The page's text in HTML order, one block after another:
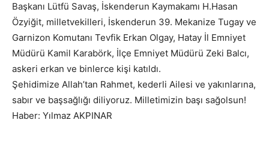
Başkanı Lütfü Savaş, İskenderun Kaymakamı H.Hasan
Özyiğit, milletvekilleri, İskenderun 39. Mekanize Tugay ve
Garnizon Komutanı Tevfik Erkan Olgay, Hatay İl Emniyet
Müdürü Kamil Karabörk, İlçe Emniyet Müdürü Zeki Balcı,
askeri erkan ve binlerce kişi katıldı.
Şehidimize Allah’tan Rahmet, kederli Ailesi ve yakınlarına,
sabır ve başsağlığı diliyoruz. Milletimizin başı sağolsun!
Haber: Yılmaz AKPINAR